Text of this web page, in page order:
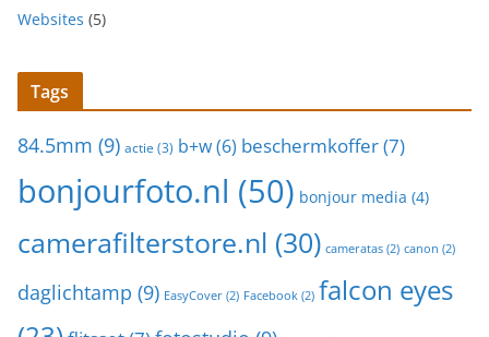
Websites (5)
Tags
84.5mm (9) actie (3) b+w(6) beschermkoffer(7)
bonjourfoto.nl (50) bonjour media (4)
camerafilterstore.nl (30) cameratas (2) canon (2)
daglichtamp (9) EasyCover (2) Facebook (2) falcon eyes